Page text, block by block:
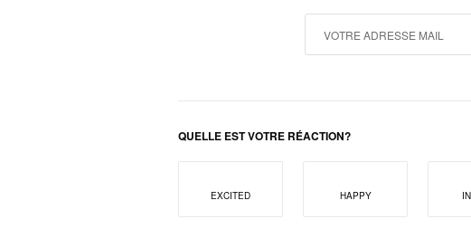
QUELLE EST VOTRE RÉACTION?
EXCITED HAPPY